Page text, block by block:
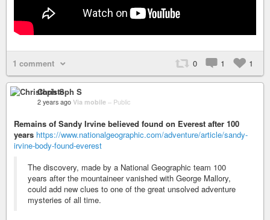
1 comment 0 1 1
Christoph S
2 years ago Via mobile – Public
Remains of Sandy Irvine believed found on Everest after 100
years https://www.nationalgeographic.com/adventure/article/sandy-
irvine-body-found-everest
The discovery, made by a National Geographic team 100
years after the mountaineer vanished with George Mallory,
could add new clues to one of the great unsolved adventure
mysteries of all time.